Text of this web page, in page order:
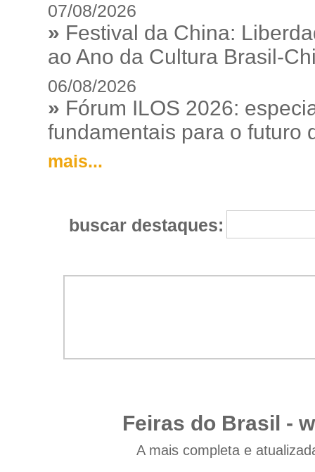
07/08/2026
» Festival da China:
ao Ano da Cultura Brasil-
06/08/2026
» Fórum ILOS 2026:
fundamentais para o futuro
mais...
buscar destaques:
Feiras do Brasil -
A mais completa e